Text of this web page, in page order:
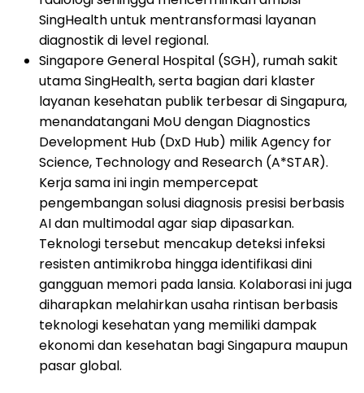
SingHealth untuk mentransformasi layanan
diagnostik di level regional.
Singapore General Hospital (SGH), rumah sakit
utama SingHealth, serta bagian dari klaster
layanan kesehatan publik terbesar di Singapura,
menandatangani MoU dengan Diagnostics
Development Hub (DxD Hub) milik Agency for
Science, Technology and Research (A*STAR).
Kerja sama ini ingin mempercepat
pengembangan solusi diagnosis presisi berbasis
AI dan multimodal agar siap dipasarkan.
Teknologi tersebut mencakup deteksi infeksi
resisten antimikroba hingga identifikasi dini
gangguan memori pada lansia. Kolaborasi ini juga
diharapkan melahirkan usaha rintisan berbasis
teknologi kesehatan yang memiliki dampak
ekonomi dan kesehatan bagi Singapura maupun
pasar global.